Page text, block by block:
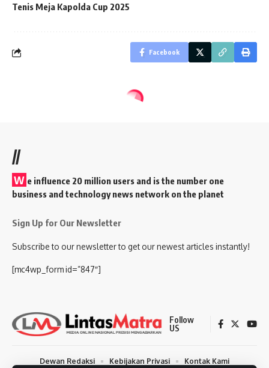
Tenis Meja Kapolda Cup 2025
Facebook
//
W e influence 20 million users and is the number one
business and technology news network on the planet
Sign Up for Our Newsletter
Subscribe to our newsletter to get our newest articles instantly!
[mc4wp_form id=”847″]
Follow
US
Dewan Redaksi Kebijakan Privasi Kontak Kami